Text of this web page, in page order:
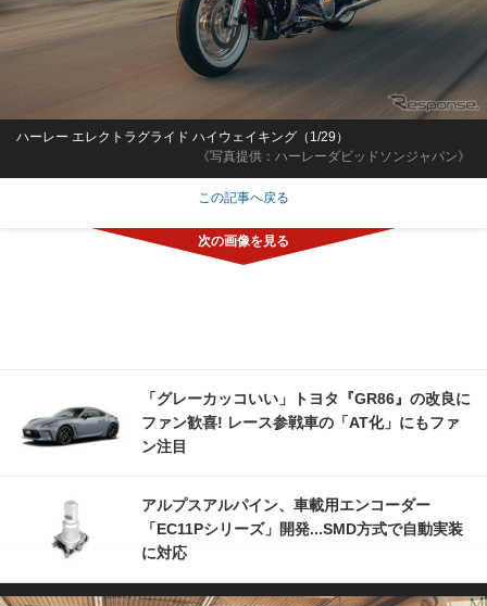
《写真提供：ハーレーダビッドソンジャパン》
ハーレー エレクトラグライド ハイウェイキング（1/29）
この記事へ戻る
「グレーカッコいい」トヨタ『GR86』の改良に
ファン歓喜! レース参戦車の「AT化」にもファ
ン注目
アルプスアルパイン、車載用エンコーダー
「EC11Pシリーズ」開発...SMD方式で自動実装
に対応